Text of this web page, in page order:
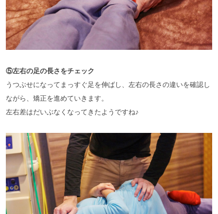
⑤左右の足の長さをチェック
うつぶせになってまっすぐ足を伸ばし、左右の長さの違いを確認し
ながら、矯正を進めていきます。
左右差はだいぶなくなってきたようですね♪